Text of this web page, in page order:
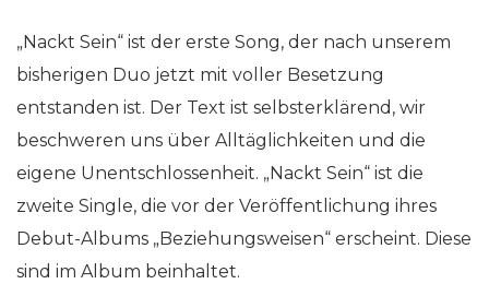
„Nackt Sein“ ist der erste Song, der nach unserem
bisherigen Duo jetzt mit voller Besetzung
entstanden ist. Der Text ist selbsterklärend, wir
beschweren uns über Alltäglichkeiten und die
eigene Unentschlossenheit. „Nackt Sein“ ist die
zweite Single, die vor der Veröffentlichung ihres
Debut-Albums „Beziehungsweisen“ erscheint. Diese
sind im Album beinhaltet.